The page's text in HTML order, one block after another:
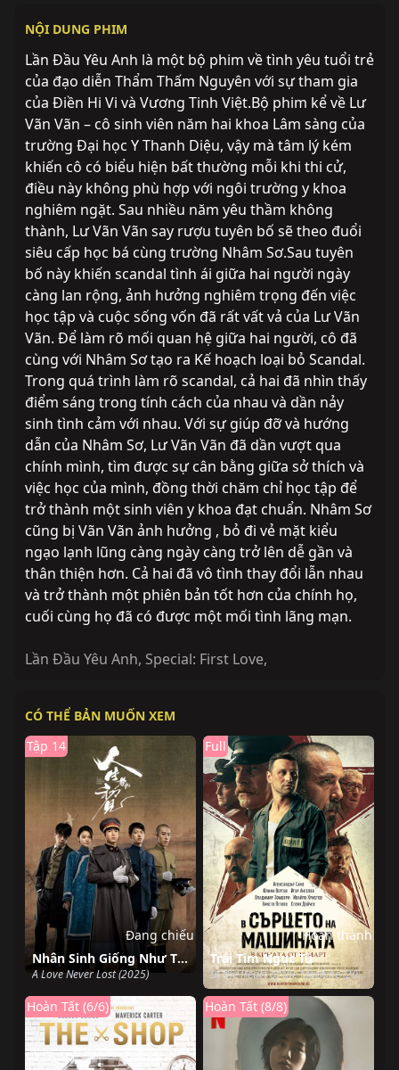
NỘI DUNG PHIM
Lần Đầu Yêu Anh là một bộ phim về tình yêu tuổi trẻ
của đạo diễn Thẩm Thấm Nguyên với sự tham gia
của Điền Hi Vi và Vương Tinh Việt.Bộ phim kể về Lư
Vãn Vãn – cô sinh viên năm hai khoa Lâm sàng của
trường Đại học Y Thanh Diệu, vậy mà tâm lý kém
khiến cô có biểu hiện bất thường mỗi khi thi cử,
điều này không phù hợp với ngôi trường y khoa
nghiêm ngặt. Sau nhiều năm yêu thầm không
thành, Lư Vãn Vãn say rượu tuyên bố sẽ theo đuổi
siêu cấp học bá cùng trường Nhâm Sơ.Sau tuyên
bố này khiến scandal tình ái giữa hai người ngày
càng lan rộng, ảnh hưởng nghiêm trọng đến việc
học tập và cuộc sống vốn đã rất vất vả của Lư Vãn
Vãn. Để làm rõ mối quan hệ giữa hai người, cô đã
cùng với Nhâm Sơ tạo ra Kế hoạch loại bỏ Scandal.
Trong quá trình làm rõ scandal, cả hai đã nhìn thấy
điểm sáng trong tính cách của nhau và dần nảy
sinh tình cảm với nhau. Với sự giúp đỡ và hướng
dẫn của Nhâm Sơ, Lư Vãn Vãn đã dần vượt qua
chính mình, tìm được sự cân bằng giữa sở thích và
việc học của mình, đồng thời chăm chỉ học tập để
trở thành một sinh viên y khoa đạt chuẩn. Nhâm Sơ
cũng bị Vãn Vãn ảnh hưởng , bỏ đi vẻ mặt kiểu
ngạo lạnh lũng càng ngày càng trở lên dễ gần và
thân thiện hơn. Cả hai đã vô tình thay đổi lẫn nhau
và trở thành một phiên bản tốt hơn của chính họ,
cuối cùng họ đã có được một mối tình lãng mạn.
Lần Đầu Yêu Anh, Special: First Love,
CÓ THỂ BẢN MUỐN XEM
Nhân Sinh Giống Như Thuở Đầu Gặp Gỡ
A Love Never Lost (2025)
Tập 14
Đang chiếu
Trái Tim Ngục Tù
In the Heart of the Machine (2022)
Full
Hoàn thành
Hoàn Tất (6/6) Hoàn Tất (8/8)